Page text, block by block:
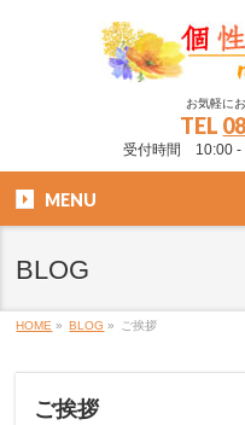
お気軽に
TEL
受付時間 10:00 -
MENU
BLOG
HOME » BLOG » ご挨拶
ご挨拶